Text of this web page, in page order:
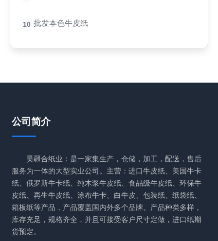
10 批发本色牛皮纸
公司简介
昊疆合纸业：是一家集生产，仓储，加工，配送，售后
服务为一体的大型实业公司。主营：进口牛皮纸、美国牛卡
纸、俄罗斯牛卡纸、纯木浆牛皮纸、食品级牛皮纸、环保牛
皮纸、再生牛皮纸、涂布牛卡、白牛皮、包装纸、纸袋纸、
箱板纸等产品，产品覆盖国内外多个品牌。产品种类多样，
库存充足，规格齐全，并且可接受客户尺寸定做，进口纸期
货预定。